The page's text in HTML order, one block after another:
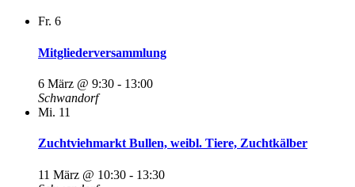
Fr. 6
Mitgliederversammlung
6 März @ 9:30 - 13:00
Schwandorf
Mi. 11
Zuchtviehmarkt Bullen, weibl. Tiere, Zuchtkälber
11 März @ 10:30 - 13:30